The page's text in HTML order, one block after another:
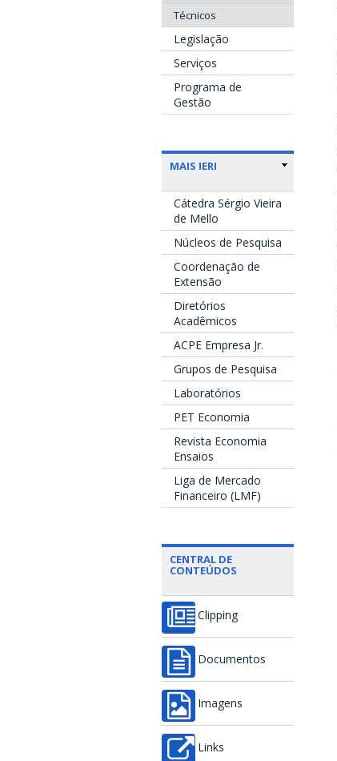
Técnicos
Legislação
Serviços
Programa de
Gestão
MAIS IERI
Cátedra Sérgio Vieira
de Mello
Núcleos de Pesquisa
Coordenação de
Extensão
Diretórios
Acadêmicos
ACPE Empresa Jr.
Grupos de Pesquisa
Laboratórios
PET Economia
Revista Economia
Ensaios
Liga de Mercado
Financeiro (LMF)
CENTRAL DE
CONTEÚDOS
Clipping
Documentos
Imagens
Links